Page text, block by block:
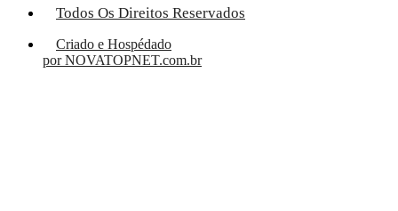
Todos Os Direitos Reservados
Criado e Hospédado
por NOVATOPNET.com.br